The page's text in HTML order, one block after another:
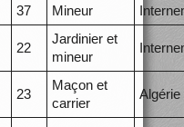
37 Mineur
22
Jardinier et
mineur
23
Maçon et
carrier